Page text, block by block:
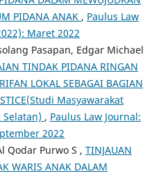
PIDANA ANAK , Paulus Law
Maret 2022
Pasapan, Edgar Michael
TINDAK PIDANA RINGAN
LOKAL SEBAGAI BAGIAN
Masyawarakat
, Paulus Law Journal:
2022
Qodar Purwo S , TINJAUAN
WARIS ANAK DALAM